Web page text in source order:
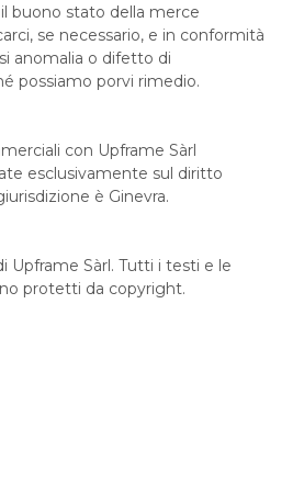
buono stato della merce
se necessario, e in conformità
anomalia o difetto di
possiamo porvi rimedio.
con Upframe Sàrl
esclusivamente sul diritto
è Ginevra.
Upframe Sàrl. Tutti i testi e le
protetti da copyright.